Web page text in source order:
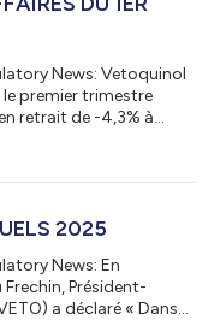
News: Vetoquinol
le premier trimestre
retrait de -4,3% à
de simplifications des
trimestre atteignant
2025
News: En
Président-
a déclaré « Dans